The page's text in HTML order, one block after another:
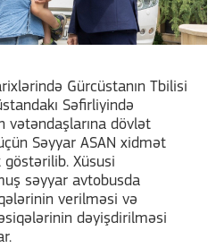
Gürcüstanın Tbilisi
Səfirliyində
vətəndaşlarına dövlət
Səyyar ASAN xidmət
Xüsusi
səyyar avtobusda
verilməsi və
dəyişdirilməsi